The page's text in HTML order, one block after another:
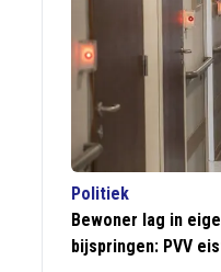
Politiek
Bewoner lag in
bijspringen: PVV